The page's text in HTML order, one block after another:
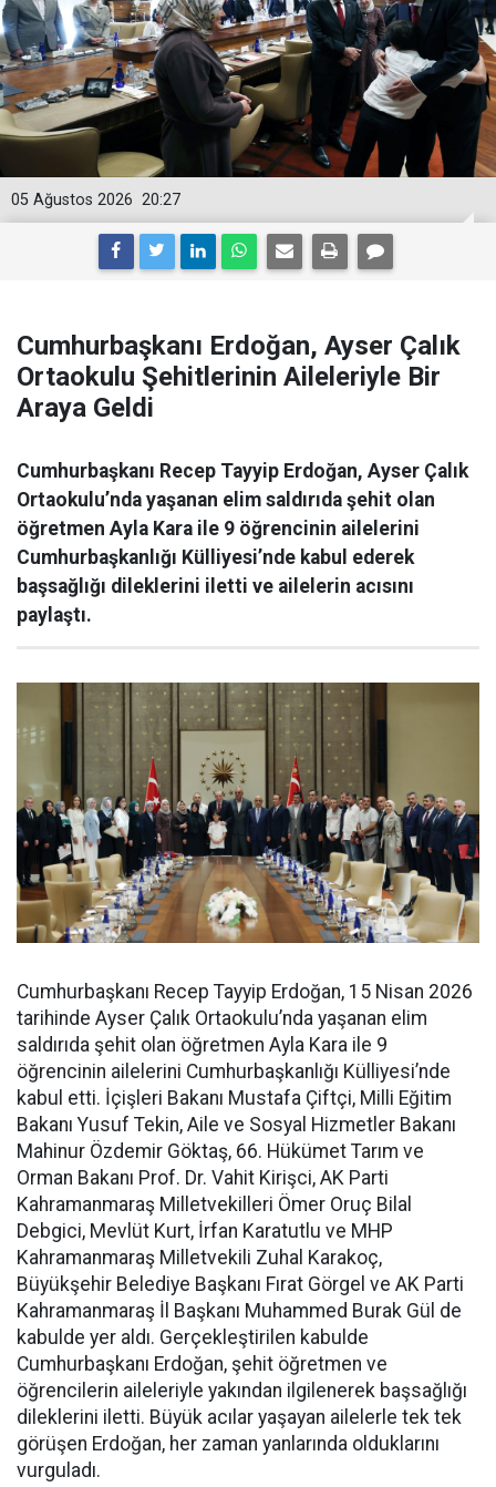
20:27
05 Ağustos 2026
Cumhurbaşkanı Erdoğan, Ayser Çalık
Ortaokulu Şehitlerinin Aileleriyle Bir
Araya Geldi
Cumhurbaşkanı Recep Tayyip Erdoğan, Ayser Çalık
Ortaokulu’nda yaşanan elim saldırıda şehit olan
öğretmen Ayla Kara ile 9 öğrencinin ailelerini
Cumhurbaşkanlığı Külliyesi’nde kabul ederek
başsağlığı dileklerini iletti ve ailelerin acısını
paylaştı.
Cumhurbaşkanı Recep Tayyip Erdoğan, 15 Nisan 2026
tarihinde Ayser Çalık Ortaokulu’nda yaşanan elim
saldırıda şehit olan öğretmen Ayla Kara ile 9
öğrencinin ailelerini Cumhurbaşkanlığı Külliyesi’nde
kabul etti. İçişleri Bakanı Mustafa Çiftçi, Milli Eğitim
Bakanı Yusuf Tekin, Aile ve Sosyal Hizmetler Bakanı
Mahinur Özdemir Göktaş, 66. Hükümet Tarım ve
Orman Bakanı Prof. Dr. Vahit Kirişci, AK Parti
Kahramanmaraş Milletvekilleri Ömer Oruç Bilal
Debgici, Mevlüt Kurt, İrfan Karatutlu ve MHP
Kahramanmaraş Milletvekili Zuhal Karakoç,
Büyükşehir Belediye Başkanı Fırat Görgel ve AK Parti
Kahramanmaraş İl Başkanı Muhammed Burak Gül de
kabulde yer aldı. Gerçekleştirilen kabulde
Cumhurbaşkanı Erdoğan, şehit öğretmen ve
öğrencilerin aileleriyle yakından ilgilenerek başsağlığı
dileklerini iletti. Büyük acılar yaşayan ailelerle tek tek
görüşen Erdoğan, her zaman yanlarında olduklarını
vurguladı.